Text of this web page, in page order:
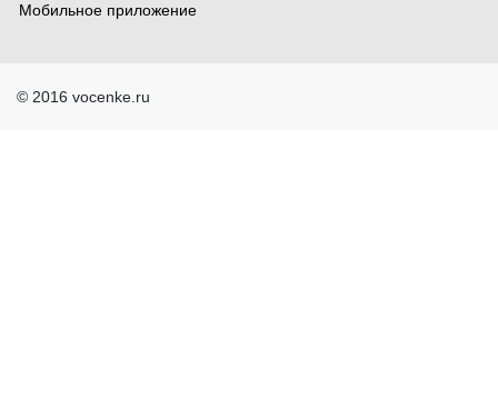
Мобильное приложение
© 2016 vocenke.ru